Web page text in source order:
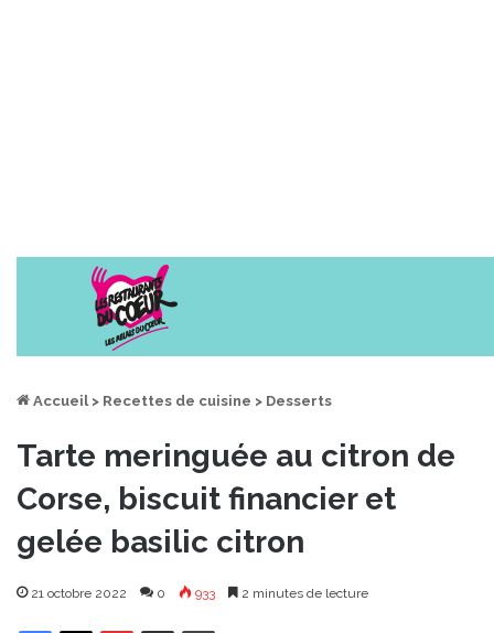
Accueil > Recettes de cuisine > Desserts
Tarte meringuée au citron de
Corse, biscuit financier et
gelée basilic citron
21 octobre 2022 0 933 2 minutes de lecture